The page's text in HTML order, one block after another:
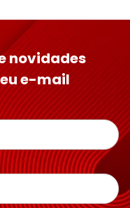
novidades
e-mail